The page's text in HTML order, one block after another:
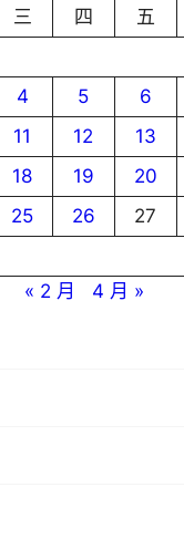
三 四 五
4 5 6
11 12 13
18 19 20
25 26 27
« 2 月
4 月 »